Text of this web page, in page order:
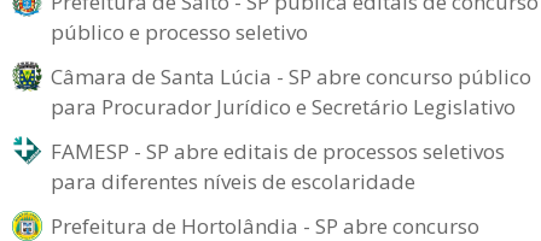
público e processo seletivo
Câmara de Santa Lúcia - SP abre concurso público
para Procurador Jurídico e Secretário Legislativo
FAMESP - SP abre editais de processos seletivos
para diferentes níveis de escolaridade
Prefeitura de Hortolândia - SP abre concurso